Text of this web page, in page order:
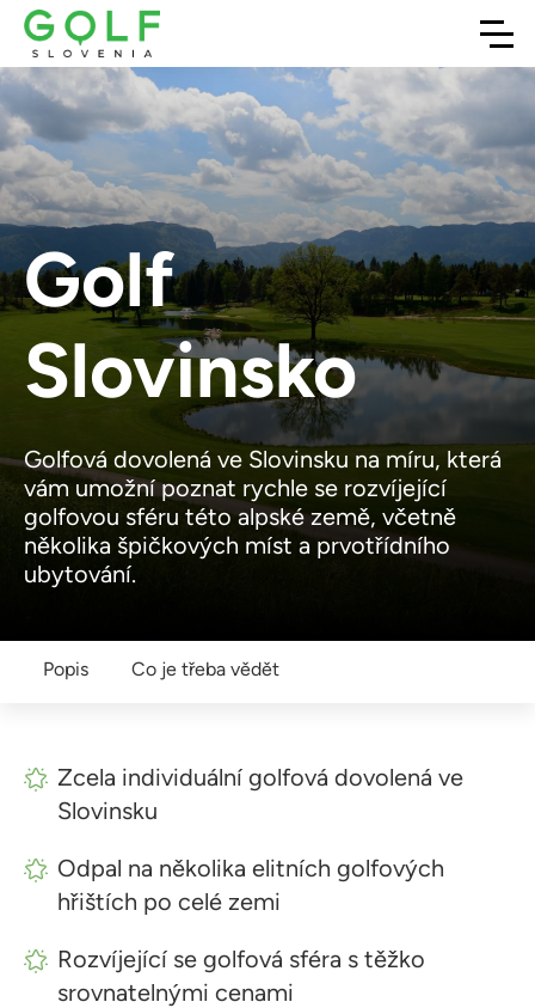
Golf
Slovinsko
Golfová dovolená ve Slovinsku na míru, která
vám umožní poznat rychle se rozvíjející
golfovou sféru této alpské země, včetně
několika špičkových míst a prvotřídního
ubytování.
Popis Co je třeba vědět
Zcela individuální golfová dovolená ve
Slovinsku
Odpal na několika elitních golfových
hřištích po celé zemi
Rozvíjející se golfová sféra s těžko
srovnatelnými cenami